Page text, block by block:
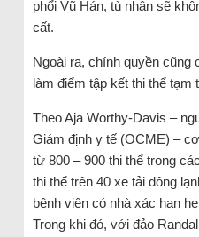
phổi Vũ Hán, tù nhân sẽ
cất.
Ngoài ra, chính quyền cũng
làm điểm tập kết thi thể tạm
Theo Aja Worthy-Davis –
Giám định y tế (OCME) –
từ 800 – 900 thi thể trong
thi thể trên 40 xe tải đông
bệnh viện có nhà xác hạn
Trong khi đó, với đảo